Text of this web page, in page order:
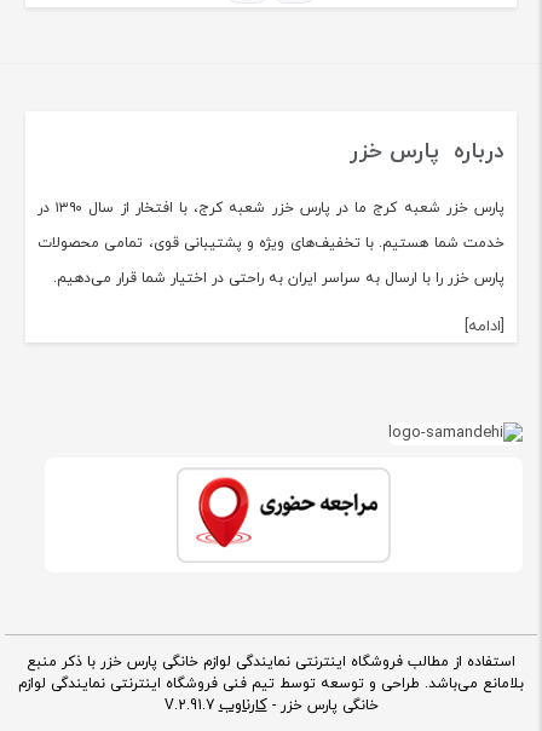
درباره پارس خزر
پارس خزر شعبه کرج ما در پارس خزر شعبه کرج، با افتخار از سال ۱۳۹۰ در
خدمت شما هستیم. با تخفیف‌های ویژه و پشتیبانی قوی، تمامی محصولات
پارس خزر را با ارسال به سراسر ایران به راحتی در اختیار شما قرار می‌دهیم.
[ادامه]
استفاده از مطالب فروشگاه اینترنتی نمایندگی لوازم خانگی پارس خزر با ذکر منبع
بلامانع می‌باشد. طراحی و توسعه توسط تیم فنی فروشگاه اینترنتی نمایندگی لوازم
خانگی پارس خزر -کارناوب V.2.91.7